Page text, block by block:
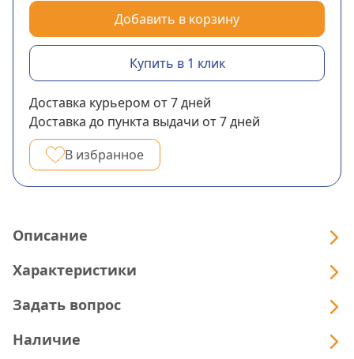
Добавить в корзину
Купить в 1 клик
Доставка курьером от 7дней
Доставка до пункта выдачи от 7дней
В избранное
Описание
Характеристики
Задать вопрос
Наличие